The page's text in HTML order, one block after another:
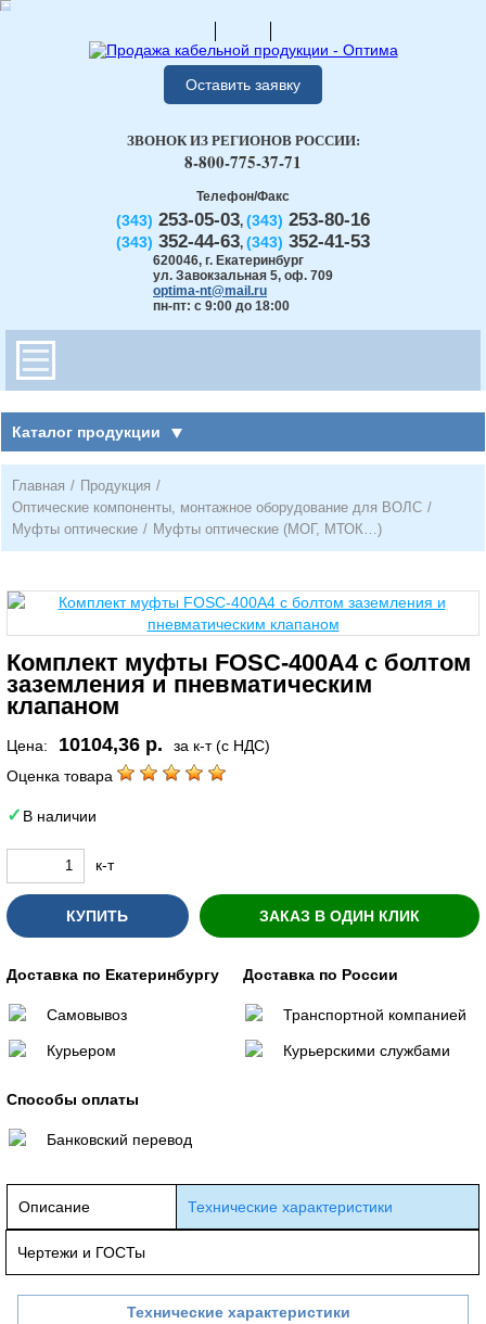
Оставить заявку
Телефон/Факс
(343) 253-05-03, (343) 253-80-16
(343) 352-44-63, (343) 352-41-53
620046, г. Екатеринбург
ул. Завокзальная 5, оф. 709
optima-nt@mail.ru
пн-пт: с 9:00 до 18:00
ЗВОНОК ИЗ РЕГИОНОВ РОССИИ:
8-800-775-37-71
Каталог продукции
Главная / Продукция /
Оптические компоненты, монтажное оборудование для ВОЛС /
Муфты оптические / Муфты оптические (МОГ, МТОК…)
Комплект муфты FOSC-400A4 c болтом
заземления и пневматическим
клапаном
Цена: 10104,36 р.
за к-т (с НДС)
Оценка товара
В наличии
к-т
КУПИТЬ ЗАКАЗ В ОДИН КЛИК
Доставка по Екатеринбургу
Самовывоз
Курьером
Доставка по России
Транспортной компанией
Курьерскими службами
Способы оплаты
Банковский перевод
Описание Технические характеристики
Чертежи и ГОСТы
Технические характеристики